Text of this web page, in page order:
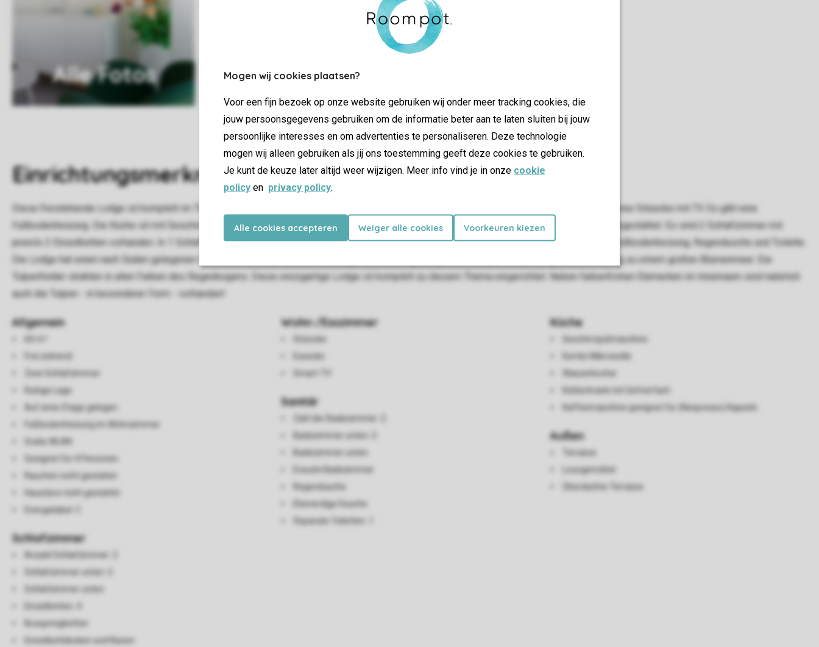
Mogen wij cookies plaatsen?
Voor een fijn bezoek op onze website gebruiken wij onder meer tracking cookies, die
jouw persoonsgegevens gebruiken om de informatie beter aan te laten sluiten bij jouw
persoonlijke interesses en om advertenties te personaliseren. Deze technologie
mogen wij alleen gebruiken als jij ons toestemming geeft deze cookies te gebruiken.
Je kunt de keuze later altijd weer wijzigen. Meer info vind je in onze cookie
policy en privacy policy.
Alle cookies accepteren Weiger alle cookies Voorkeuren kiezen
Alle Fotos
Einrichtungsmerkmale
Diese freistehende Lodge ist komplett im Thema ,,Farbenreiches Holland” eingerichtet und ist für 4 Personen geeignet. Das Wohnzimmer hat eine Sitzecke mit TV. Es gibt eine
Fußbodenheizung. Die Küche ist mit Geschirrspüler, Kühlschrank mit Gefrierfach, Kombi-Mikrowelle, Kaffeecupmaschine und Wasserkocher ausgestattet. Es sind 2 Schlafzimmer mit
jeweils 2 Einzelbetten vorhanden. In 1 Schlafzimmer ist Platz für 1 Campingbett für ein Baby. Beide Schlafzimmer haben ein Badezimmer mit Fußbodenheizung, Regendusche und Toilette.
Die Lodge hat einen nach Süden gelegenen Garten mit Veranda und einem Lounge-Set.Die Umgebung von Roompot Callantsoog wird im Frühling zu einem großen Blumenmeer. Die
Tulpenfelder strahlen in allen Farben des Regenbogens. Diese einzigartige Lodge ist komplett zu diesem Thema eingerichtet. Neben farbenfrohen Elementen im Innenraum sind natürlich
auch die Tulpen - in besonderer Form - vorhanden!
Allgemein
Frei stehend
Zwei Schlafzimmer
Ruhige Lage
Auf einer Etage gelegen
Fußbodenheizung im Wohnzimmer
Gratis WLAN
Geeignet für 4 Personen
Rauchen nicht gestattet
Haustiere nicht gestattet
Energielabel: C
Schlafzimmer
Anzahl Schlafzimmer: 2
Schlafzimmer unten: 2
Schlafzimmer unten
Einzelbetten: 4
Boxspringbetten
Einzelbettdecken und Kissen
Wohn-/Esszimmer
Sitzecke
Essecke
Smart-TV
Sanitär
Zahl der Badezimmer: 2
Badezimmer unten: 2
Badezimmer unten
Ensuite Badezimmer
Regendusche
Ebenerdige Dusche
Separate Toiletten: 1
Küche
Geschirrspülmaschine
Kombi-Mikrowelle
Wasserkocher
Kühlschrank mit Gefrierfach
Kaffeemaschine geeignet für (Nespresso) Kapseln
Außen
Terrasse
Loungemöbel
Überdachte Terrasse